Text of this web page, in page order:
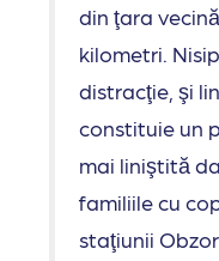
din ţara
kilometri.
distracţie, şi
constituie un
mai liniştită
familiile cu
staţiunii